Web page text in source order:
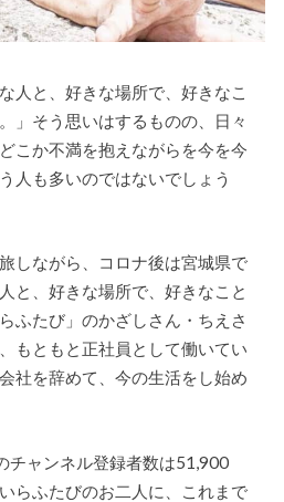
人と、好きな場所で、好きなこ
」そう思いはするものの、日々
こか不満を抱えながらを今を今
人も多いのではないでしょう
しながら、コロナ後は宮城県で
と、好きな場所で、好きなこと
ふたび」のかざしさん・ちえさ
もともと正社員として働いてい
社を辞めて、今の生活をし始め
チャンネル登録者数は51,900
らふたびのお二人に、これまで